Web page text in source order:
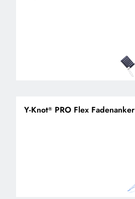
Y-Knot® PRO Flex Fadenanker